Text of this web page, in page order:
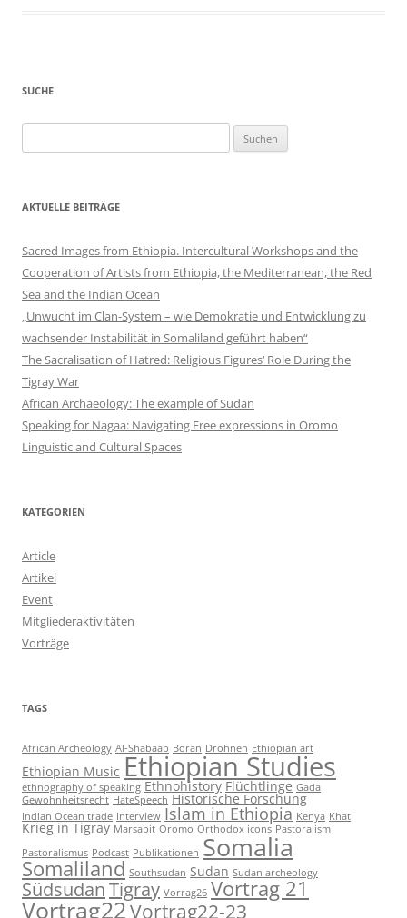
SUCHE
nach:
AKTUELLE BEITRÄGE
Sacred Images from Ethiopia. Intercultural Workshops and the
Cooperation of Artists from Ethiopia, the Mediterranean, the Red
Sea and the Indian Ocean
„Unwucht im Clan-System – wie Demokratie und Entwicklung zu
wachsender Instabilität in Somaliland geführt haben“
The Sacralisation of Hatred: Religious Figures‘ Role During the
Tigray War
African Archaeology: The example of Sudan
Speaking for Nagaa: Navigating Free expressions in Oromo
Linguistic and Cultural Spaces
KATEGORIEN
Article
Artikel
Event
Mitgliederaktivitäten
Vorträge
TAGS
African Archeology Al-Shabaab Boran Drohnen Ethiopian art
Ethiopian Music Ethiopian Studies
ethnography of speaking Ethnohistory Flüchtlinge Gada
Gewohnheitsrecht HateSpeech Historische Forschung
Indian Ocean trade Interview Islam in Ethiopia Kenya Khat
Krieg in Tigray Marsabit Oromo Orthodox icons Pastoralism
Pastoralismus Podcast Publikationen Somalia
Somaliland Southsudan Sudan Sudan archeology
SüdsudanTigray Vorrag26 Vortrag 21
Vortrag22Vortrag22-23